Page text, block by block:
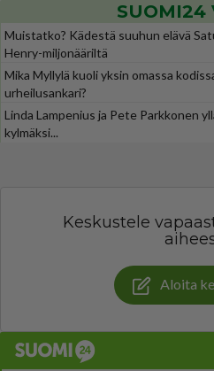
SUOMI24
Muistatko? Kädestä suuhun elävä
Henry-miljonääriltä
Mika Myllylä kuoli yksin omassa
urheilusankari?
Linda Lampenius ja Pete Parkkonen
kylmäksi...
Keskustele
Aloita